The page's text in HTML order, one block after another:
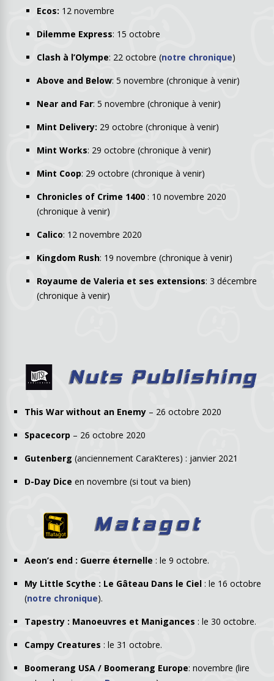
Ecos: 12 novembre
Dilemme Express: 15 octobre
Clash à l’Olympe: 22 octobre (notre chronique)
Above and Below: 5 novembre (chronique à venir)
Near and Far: 5 novembre (chronique à venir)
Mint Delivery: 29 octobre (chronique à venir)
Mint Works: 29 octobre (chronique à venir)
Mint Coop: 29 octobre (chronique à venir)
Chronicles of Crime 1400 : 10 novembre 2020
(chronique à venir)
Calico: 12 novembre 2020
Kingdom Rush: 19 novembre (chronique à venir)
Royaume de Valeria et ses extensions: 3 décembre
(chronique à venir)
This War without an Enemy – 26 octobre 2020
Spacecorp – 26 octobre 2020
Gutenberg (anciennement CaraKteres) : janvier 2021
D-Day Dice en novembre (si tout va bien)
Aeon’s end : Guerre éternelle : le 9 octobre.
My Little Scythe : Le Gâteau Dans le Ciel : le 16 octobre
(notre chronique).
Tapestry : Manoeuvres et Manigances : le 30 octobre.
Campy Creatures : le 31 octobre.
Boomerang USA / Boomerang Europe: novembre (lire